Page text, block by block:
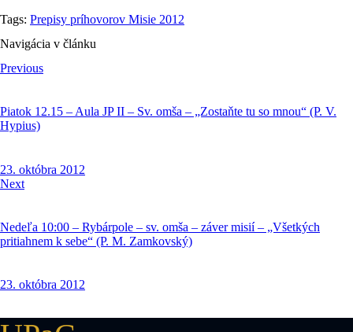
Tags: Prepisy príhovorov Misie 2012
Navigácia v článku
Previous
Piatok 12.15 – Aula JP II – Sv. omša – „Zostaňte tu so mnou“ (P. V.
Hypius)
23. októbra 2012
Next
Nedeľa 10:00 – Rybárpole – sv. omša – záver misií – „Všetkých
pritiahnem k sebe“ (P. M. Zamkovský)
23. októbra 2012